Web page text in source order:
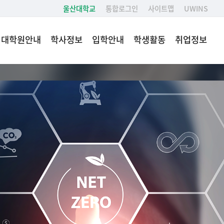
울산대학교 통합로그인 사이트맵 UWINS
대학원안내 학사정보 입학안내 학생활동 취업정보